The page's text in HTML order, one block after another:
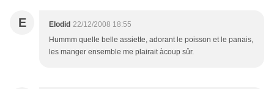
E Elodid 22/12/2008 18:55
Hummm quelle belle assiette, adorant le poisson et le panais,
les manger ensemble me plairait àcoup sûr.